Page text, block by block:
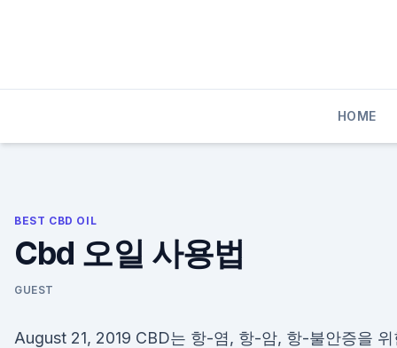
HOME
BEST CBD OIL
Cbd 오일 사용법
GUEST
August 21, 2019 CBD는 항-염, 항-암, 항-불안증을 위